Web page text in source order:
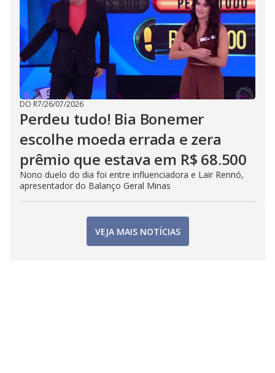
DO R7/26/07/2026
Perdeu tudo! Bia Bonemer
escolhe moeda errada e zera
prêmio que estava em R$ 68.500
Nono duelo do dia foi entre influenciadora e Lair Rennó,
apresentador do Balanço Geral Minas
VEJA MAIS NOTÍCIAS